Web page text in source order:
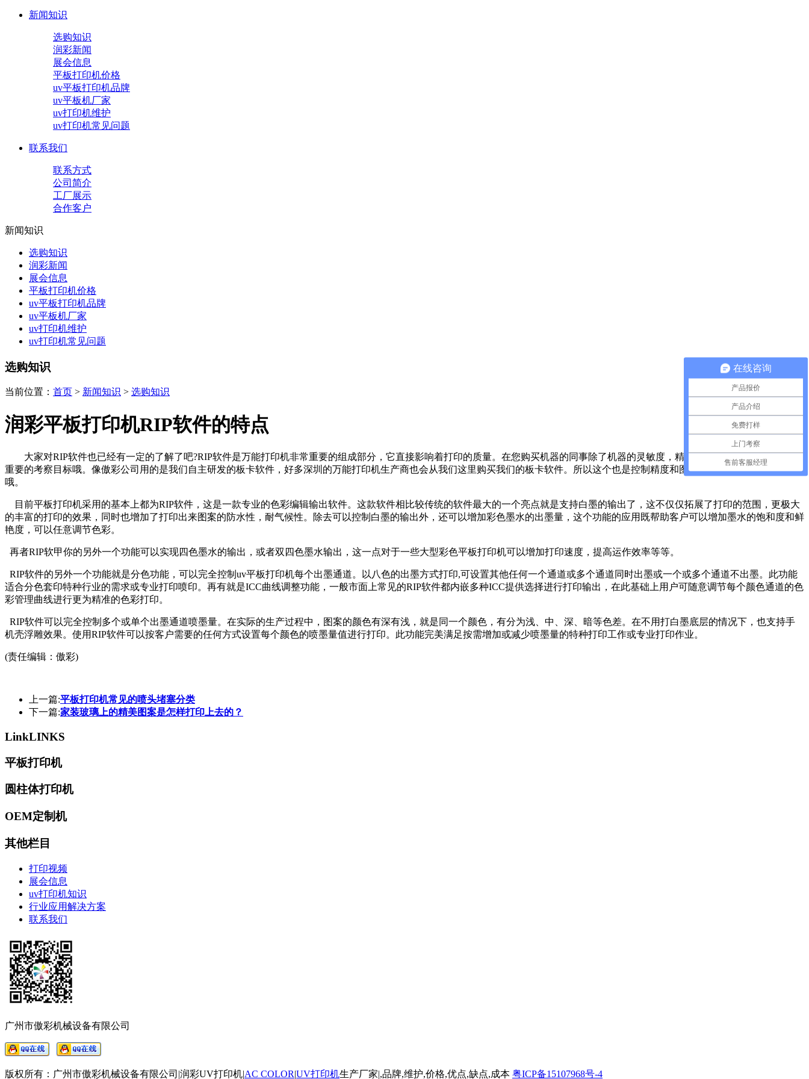
新闻知识
选购知识
润彩新闻
展会信息
平板打印机价格
uv平板打印机品牌
uv平板机厂家
uv打印机维护
uv打印机常见问题
联系我们
联系方式
公司简介
工厂展示
合作客户
新闻知识
选购知识
润彩新闻
展会信息
平板打印机价格
uv平板打印机品牌
uv平板机厂家
uv打印机维护
uv打印机常见问题
选购知识
当前位置： 首页 > 新闻知识 > 选购知识
润彩平板打印机RIP软件的特点
大家对RIP软件也已经有一定的了解了吧?RIP软件是万能打印机非常重要的组成部分，它直接影响着打印的质量。在您购买机器的同事除了机器的灵敏度，精度以外，板卡软件业是非常
重要的考察目标哦。像傲彩公司用的是我们自主研发的板卡软件，好多深圳的万能打印机生产商也会从我们这里购买我们的板卡软件。所以这个也是控制精度和图案色彩鲜艳很重要的一环
哦。
目前平板打印机采用的基本上都为RIP软件，这是一款专业的色彩编辑输出软件。这款软件相比较传统的软件最大的一个亮点就是支持白墨的输出了，这不仅仅拓展了打印的范围，更极大
的丰富的打印的效果，同时也增加了打印出来图案的防水性，耐气候性。除去可以控制白墨的输出外，还可以增加彩色墨水的出墨量，这个功能的应用既帮助客户可以增加墨水的饱和度和鲜
艳度，可以任意调节色彩。
再者RIP软甲你的另外一个功能可以实现四色墨水的输出，或者双四色墨水输出，这一点对于一些大型彩色平板打印机可以增加打印速度，提高运作效率等等。
RIP软件的另外一个功能就是分色功能，可以完全控制uv平板打印机每个出墨通道。以八色的出墨方式打印,可设置其他任何一个通道或多个通道同时出墨或一个或多个通道不出墨。此功能
适合分色套印特种行业的需求或专业打印喷印。再有就是ICC曲线调整功能，一般市面上常见的RIP软件都内嵌多种ICC提供选择进行打印输出，在此基础上用户可随意调节每个颜色通道的色
彩管理曲线进行更为精准的色彩打印。
RIP软件可以完全控制多个或单个出墨通道喷墨量。在实际的生产过程中，图案的颜色有深有浅，就是同一个颜色，有分为浅、中、深、暗等色差。在不用打白墨底层的情况下，也支持手
机壳浮雕效果。使用RIP软件可以按客户需要的任何方式设置每个颜色的喷墨量值进行打印。此功能完美满足按需增加或减少喷墨量的特种打印工作或专业打印作业。
(责任编辑：傲彩)
上一篇:平板打印机常见的喷头堵塞分类
下一篇:家装玻璃上的精美图案是怎样打印上去的？
LinkLINKS
平板打印机
圆柱体打印机
OEM定制机
其他栏目
打印视频
展会信息
uv打印机知识
行业应用解决方案
联系我们
广州市傲彩机械设备有限公司
版权所有：广州市傲彩机械设备有限公司|润彩UV打印机|AC COLOR|UV打印机生产厂家|,品牌,维护,价格,优点,缺点,成本 粤ICP备15107968号-4
在线咨询
产品报价
产品介绍
免费打样
上门考察
售前客服经理